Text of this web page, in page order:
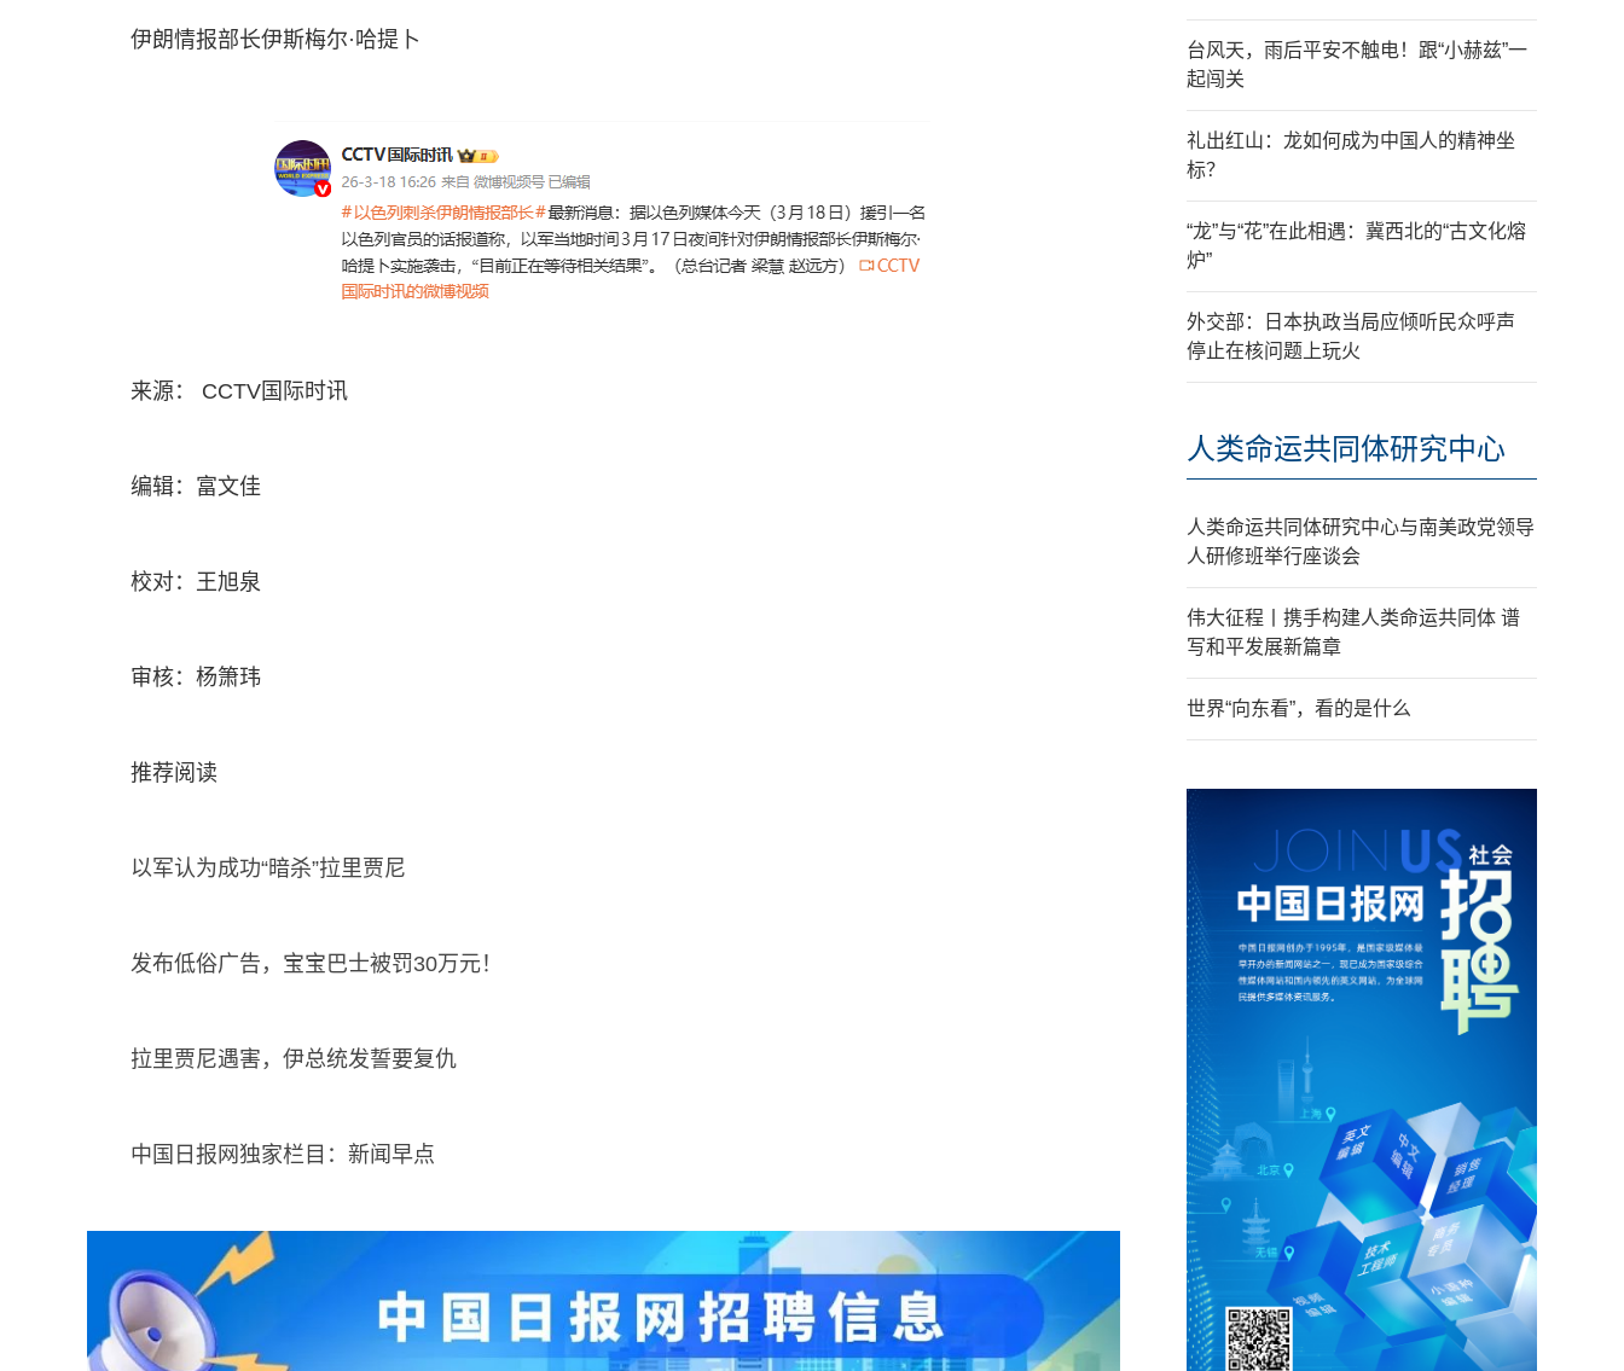
伊朗情报部长伊斯梅尔·哈提卜
来源： CCTV国际时讯
编辑：富文佳
校对：王旭泉
审核：杨箫玮
推荐阅读
以军认为成功“暗杀”拉里贾尼
发布低俗广告，宝宝巴士被罚30万元！
拉里贾尼遇害，伊总统发誓要复仇
中国日报网独家栏目：新闻早点
台风天，雨后平安不触电！跟“小赫兹”一
起闯关
礼出红山：龙如何成为中国人的精神坐
标？
“龙”与“花”在此相遇：冀西北的“古文化熔
炉”
外交部：日本执政当局应倾听民众呼声
停止在核问题上玩火
人类命运共同体研究中心
人类命运共同体研究中心与南美政党领导
人研修班举行座谈会
伟大征程丨携手构建人类命运共同体 谱
写和平发展新篇章
世界“向东看”，看的是什么